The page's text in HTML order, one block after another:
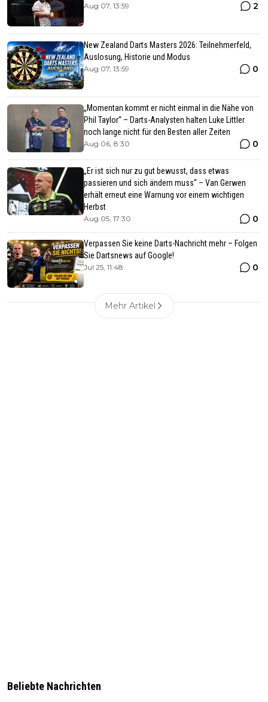
Aug 07, 13:59 2
New Zealand Darts Masters 2026: Teilnehmerfeld,
Auslosung, Historie und Modus
Aug 07, 13:59 0
„Momentan kommt er nicht einmal in die Nähe von
Phil Taylor“ – Darts-Analysten halten Luke Littler
noch lange nicht für den Besten aller Zeiten
Aug 06, 8:30 0
„Er ist sich nur zu gut bewusst, dass etwas
passieren und sich ändern muss“ – Van Gerwen
erhält erneut eine Warnung vor einem wichtigen
Herbst
Aug 05, 17:30 0
Verpassen Sie keine Darts-Nachricht mehr – Folgen
Sie Dartsnews auf Google!
Jul 25, 11:48 0
Mehr Artikel
Beliebte Nachrichten